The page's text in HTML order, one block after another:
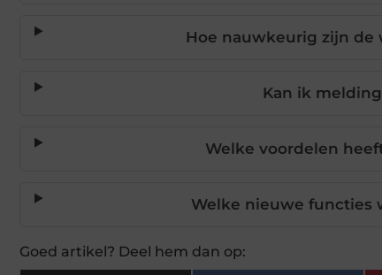
Hoe nauwkeurig zijn de
Kan ik
Welke voordelen
Welke nieuwe functies
Goed artikel? Deel hem dan op: